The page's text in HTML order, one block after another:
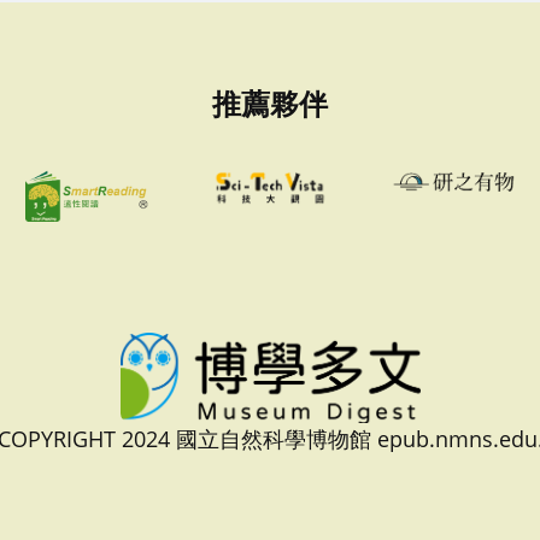
推薦夥伴
2024 國立自然科學博物館